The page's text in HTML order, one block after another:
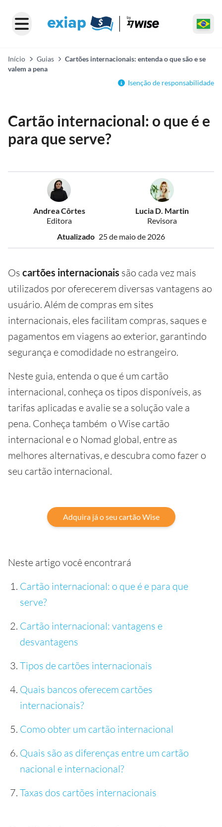
Início Guias
Cartões internacionais: entenda o que são e se
valem a pena
Isenção de responsabilidade
Cartão internacional: o que é e
para que serve?
Andrea Côrtes
Editora
Lucia D. Martin
Revisora
Atualizado 25 de maio de 2026
Os cartões internacionais são cada vez mais
utilizados por oferecerem diversas vantagens ao
usuário. Além de compras em sites
internacionais, eles facilitam compras, saques e
pagamentos em viagens ao exterior, garantindo
segurança e comodidade no estrangeiro.
Neste guia, entenda o que é um cartão
internacional, conheça os tipos disponíveis, as
tarifas aplicadas e avalie se a solução vale a
pena. Conheça também o Wise cartão
internacional e o Nomad global, entre as
melhores alternativas, e descubra como fazer o
seu cartão internacional.
Adquira já o seu cartão Wise
Neste artigo você encontrará
Cartão internacional: o que é e para que
serve?
Cartão internacional: vantagens e
desvantagens
Tipos de cartões internacionais
Quais bancos oferecem cartões
internacionais?
Como obter um cartão internacional
Quais são as diferenças entre um cartão
nacional e internacional?
Taxas dos cartões internacionais